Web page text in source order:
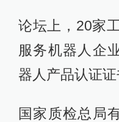
论坛上，20家
服务机器人企
器人产品认证证
国家质检总局